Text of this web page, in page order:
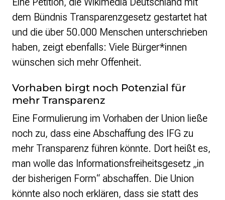
dem Bündnis Transparenzgesetz gestartet hat
und die über 50.000 Menschen unterschrieben
haben, zeigt ebenfalls: Viele Bürger*innen
wünschen sich mehr Offenheit.
Vorhaben birgt noch Potenzial für
mehr Transparenz
Eine Formulierung im Vorhaben der Union ließe
noch zu, dass eine Abschaffung des IFG zu
mehr Transparenz führen könnte. Dort heißt es,
man wolle das Informationsfreiheitsgesetz „in
der bisherigen Form“ abschaffen. Die Union
könnte also noch erklären, dass sie statt des